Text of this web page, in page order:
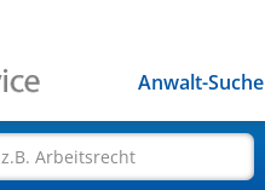
Anwalt-Suche
z.B. Arbeitsrecht